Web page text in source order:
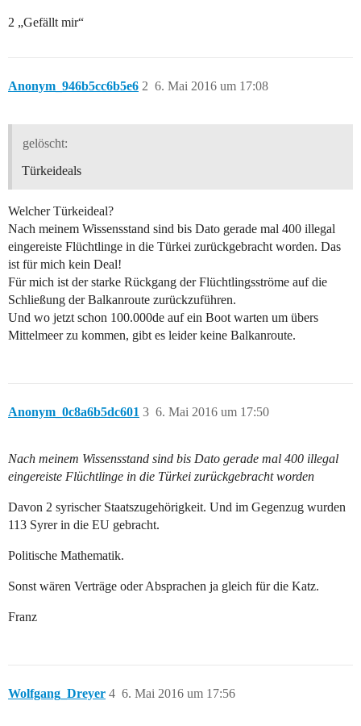
2 „Gefällt mir“
Anonym_946b5cc6b5e6 6. Mai 2016 um 17:08
2
gelöscht:
Türkeideals
Welcher Türkeideal?
Nach meinem Wissensstand sind bis Dato gerade mal 400 illegal
eingereiste Flüchtlinge in die Türkei zurückgebracht worden. Das
ist für mich kein Deal!
Für mich ist der starke Rückgang der Flüchtlingsströme auf die
Schließung der Balkanroute zurückzuführen.
Und wo jetzt schon 100.000de auf ein Boot warten um übers
Mittelmeer zu kommen, gibt es leider keine Balkanroute.
Anonym_0c8a6b5dc601 6. Mai 2016 um 17:50
3
Nach meinem Wissensstand sind bis Dato gerade mal 400 illegal
eingereiste Flüchtlinge in die Türkei zurückgebracht worden
Davon 2 syrischer Staatszugehörigkeit. Und im Gegenzug wurden
113 Syrer in die EU gebracht.
Politische Mathematik.
Sonst wären Verträge oder Absprachen ja gleich für die Katz.
Franz
Wolfgang_Dreyer 6. Mai 2016 um 17:56
4